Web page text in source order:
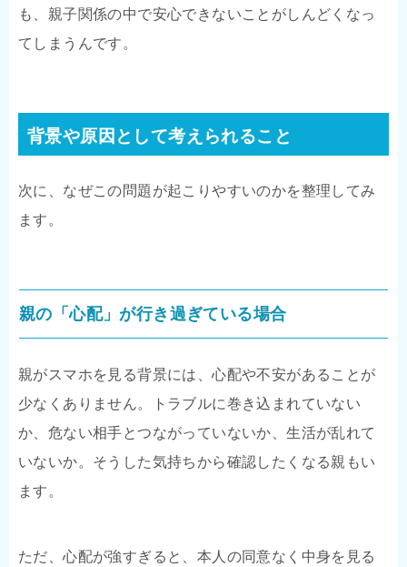
も、親子関係の中で安心できないことがしんどくなっ
てしまうんです。
背景や原因として考えられること
次に、なぜこの問題が起こりやすいのかを整理してみ
ます。
親の「心配」が行き過ぎている場合
親がスマホを見る背景には、心配や不安があることが
少なくありません。トラブルに巻き込まれていない
か、危ない相手とつながっていないか、生活が乱れて
いないか。そうした気持ちから確認したくなる親もい
ます。
ただ、心配が強すぎると、本人の同意なく中身を見る